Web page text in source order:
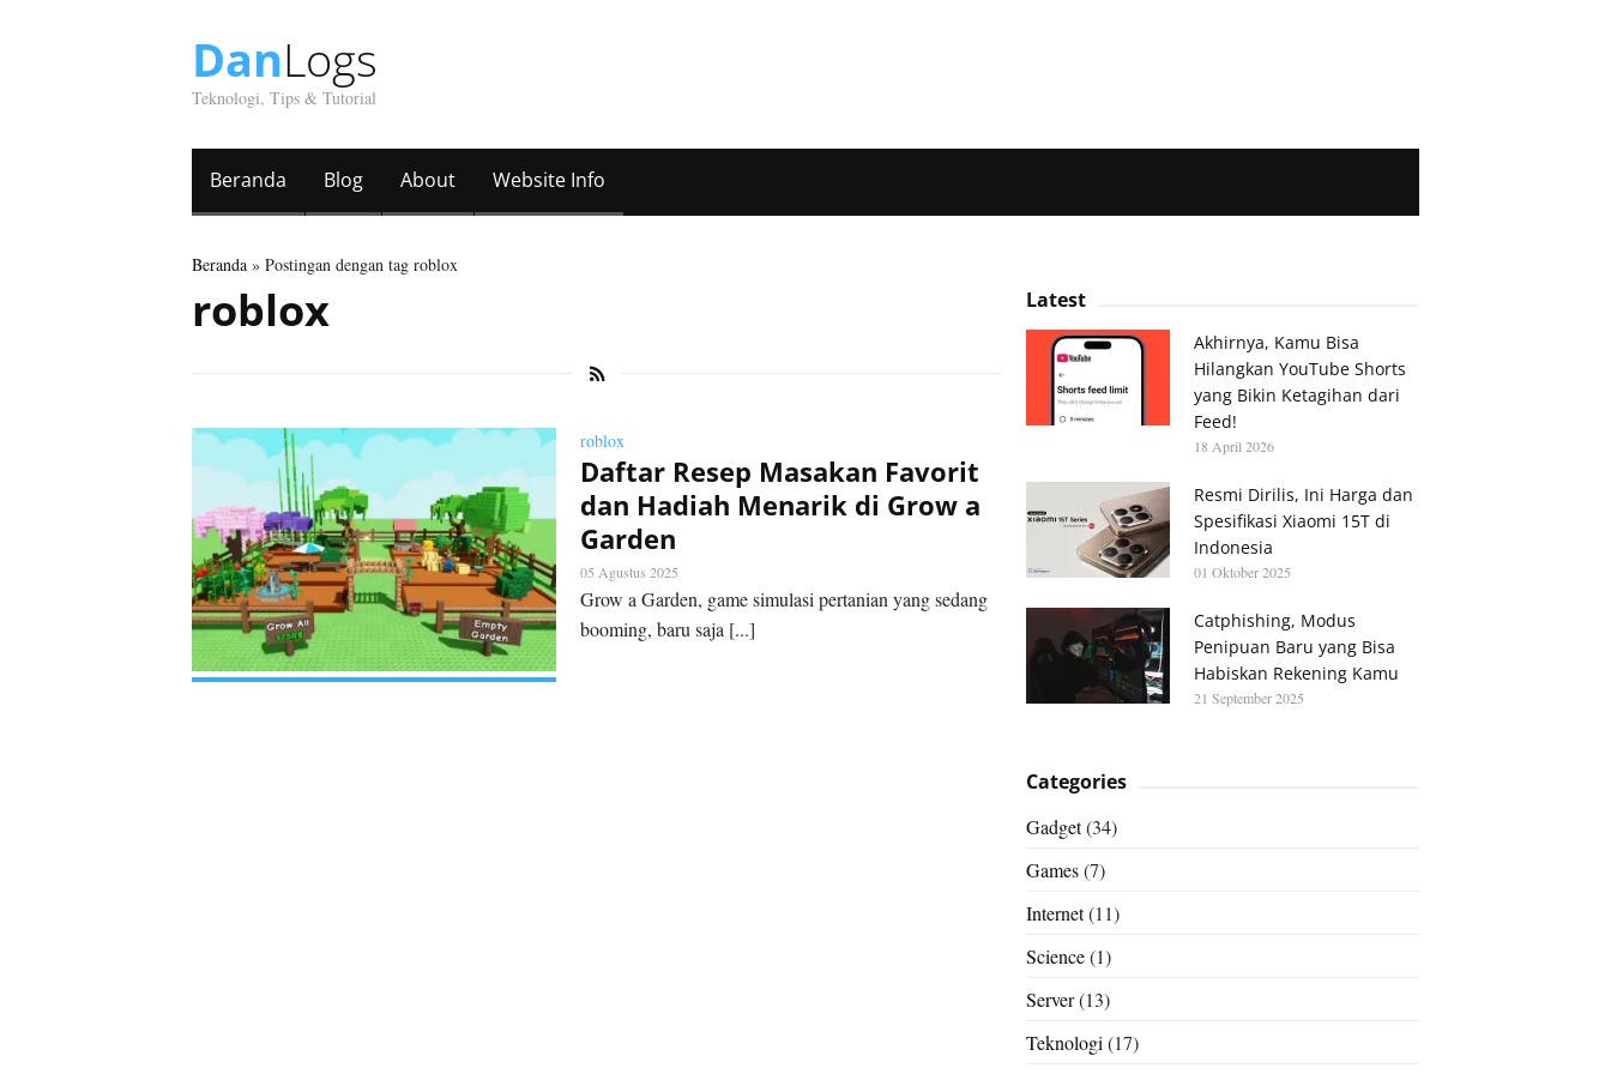
DanLogs
Teknologi, Tips & Tutorial
Beranda Blog About Website Info
Beranda » Postingan dengan tag roblox
roblox
roblox
Daftar Resep Masakan Favorit
dan Hadiah Menarik di Grow a
Garden
05 Agustus 2025
Grow a Garden, game simulasi pertanian yang sedang
booming, baru saja [...]
Latest
Akhirnya, Kamu Bisa
Hilangkan YouTube Shorts
yang Bikin Ketagihan dari
Feed!
18 April 2026
Resmi Dirilis, Ini Harga dan
Spesifikasi Xiaomi 15T di
Indonesia
01 Oktober 2025
Catphishing, Modus
Penipuan Baru yang Bisa
Habiskan Rekening Kamu
21 September 2025
Categories
Gadget(34)
Games(7)
Internet(11)
Science(1)
Server(13)
Teknologi (17)